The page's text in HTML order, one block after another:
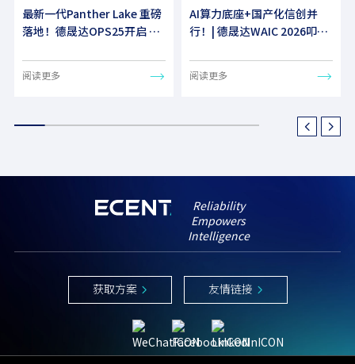
最新一代Panther Lake 重磅
落地！德晟达OPS25开启 AI
阅读更多
AI算力底座+国产化信创并
行！| 德晟达WAIC 2026叩响
阅读更多
Reliability
Empowers
Intelligence
获取方案 友情链接